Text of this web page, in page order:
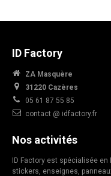
ID Factory
ZA Masquère
31220 Cazères
05 61 87 55 85
contact @ idfactory.fr
Nos activités
ID Factory est spécialisée
stickers, enseignes,